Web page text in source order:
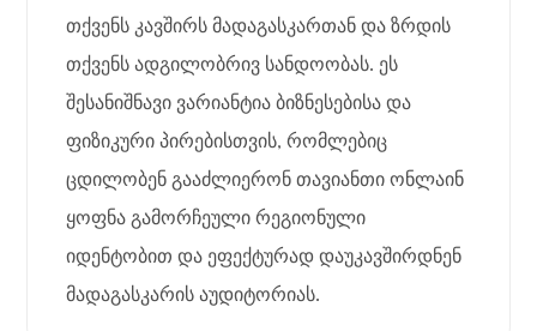
თქვენს კავშირს მადაგასკართან და ზრდის
თქვენს ადგილობრივ სანდოობას. ეს
შესანიშნავი ვარიანტია ბიზნესებისა და
ფიზიკური პირებისთვის, რომლებიც
ცდილობენ გააძლიერონ თავიანთი ონლაინ
ყოფნა გამორჩეული რეგიონული
იდენტობით და ეფექტურად დაუკავშირდნენ
მადაგასკარის აუდიტორიას.